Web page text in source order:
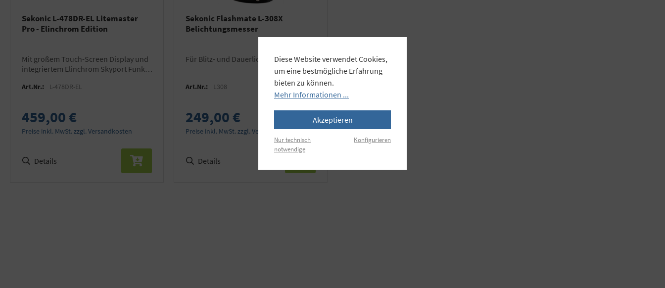
Sekonic L-478DR-EL Litemaster
Pro - Elinchrom Edition
mit großem Touch-Screen Display und
integriertem Elinchrom Skyport Funk-
Art.Nr.: L-478DR-EL
459,00 €
Preise inkl. MwSt. zzgl. Versandkosten
Details
Sekonic Flashmate L-308X
Belichtungsmesser
für Blitz- und Dauerlicht
Art.Nr.: L308
249,00 €
Preise inkl. MwSt. zzgl. Versandkosten
Details
Diese Website verwendet Cookies,
um eine bestmögliche Erfahrung
bieten zu können.
Mehr Informationen ...
Akzeptieren
Nur technisch
notwendige
Konfigurieren